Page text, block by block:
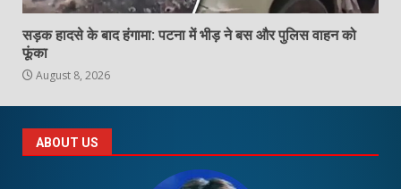
सड़क हादसे के बाद हंगामा: पटना में भीड़ ने बस और पुलिस वाहन को
फूंका
August 8, 2026
ABOUT US